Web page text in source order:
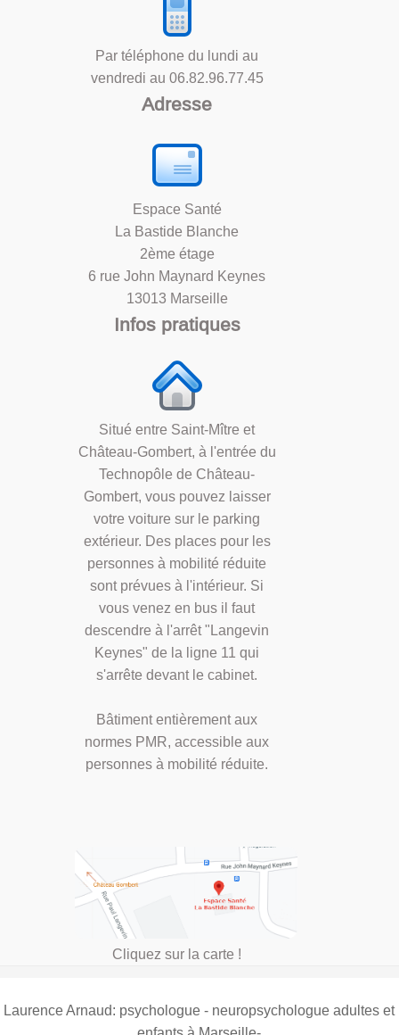
Par téléphone du lundi au
vendredi au 06.82.96.77.45
Adresse
Espace Santé
La Bastide Blanche
2ème étage
6 rue John Maynard Keynes
13013 Marseille
Infos pratiques
Situé entre Saint-Mître et
Château-Gombert, à l'entrée du
Technopôle de Château-
Gombert, vous pouvez laisser
votre voiture sur le parking
extérieur. Des places pour les
personnes à mobilité réduite
sont prévues à l'intérieur. Si
vous venez en bus il faut
descendre à l'arrêt "Langevin
Keynes" de la ligne 11 qui
s'arrête devant le cabinet.
Bâtiment entièrement aux
normes PMR, accessible aux
personnes à mobilité réduite.
Cliquez sur la carte !
Laurence Arnaud: psychologue - neuropsychologue adultes et